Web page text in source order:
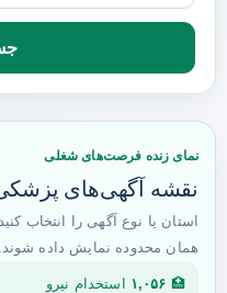
نمای زنده فرصت‌های شغلی
نقشه آگهی‌های
استان یا نوع آگهی را انتخاب
همان محدوده نمایش داده شوند.
🏥 ۱,۰۵۶ استخدام نیرو